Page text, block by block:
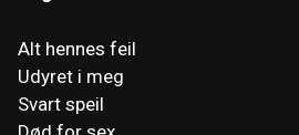
Alt hennes feil
Udyret i meg
Svart speil